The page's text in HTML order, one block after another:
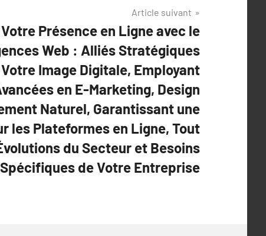
Article suivant
Présence en Ligne avec le
Web : Alliés Stratégiques
Image Digitale, Employant
en E-Marketing, Design
Naturel, Garantissant une
les Plateformes en Ligne, Tout
du Secteur et Besoins
Spécifiques de Votre Entreprise